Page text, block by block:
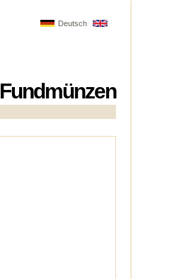
Fundmünzen
Deutsch